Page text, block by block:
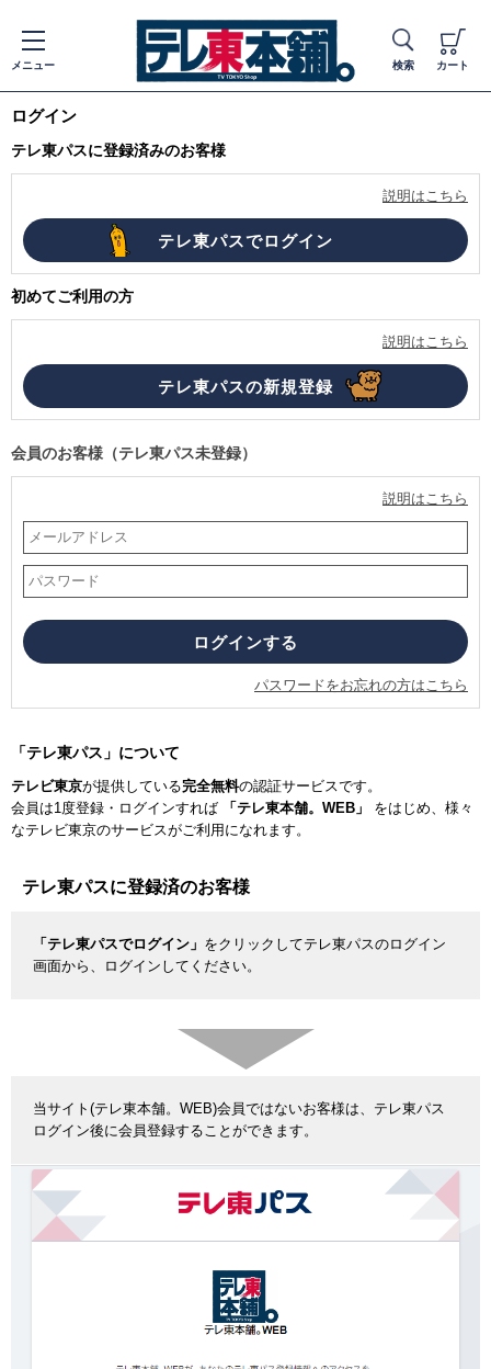
メニュー 検索 カート
ログイン
テレ東パスに登録済みのお客様
説明はこちら
初めてご利用の方
説明はこちら
会員のお客様（テレ東パス未登録）
説明はこちら
パスワードをお忘れの方はこちら
「テレ東パス」について
テレビ東京が提供している完全無料の認証サービスです。
会員は1度登録・ログインすれば
「テレ東本舗。WEB」 をはじめ、様々
なテレビ東京のサービスがご利用になれます。
テレ東パスに登録済のお客様
「テレ東パスでログイン」 をクリックしてテレ東パスのログイン
画面から、ログインしてください。
当サイト(テレ東本舗。WEB)会員ではないお客様は、テレ東パス
ログイン後に会員登録することができます。